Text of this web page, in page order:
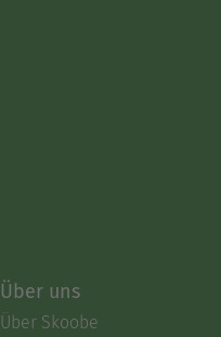
Über uns
Über Skoobe